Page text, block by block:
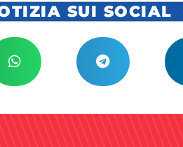
SUI SOCIAL